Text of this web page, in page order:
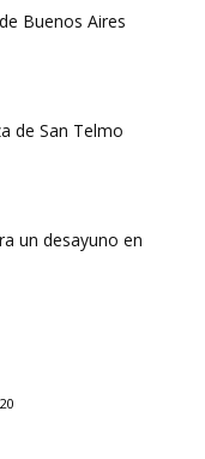
Buenos Aires
de San Telmo
un desayuno en